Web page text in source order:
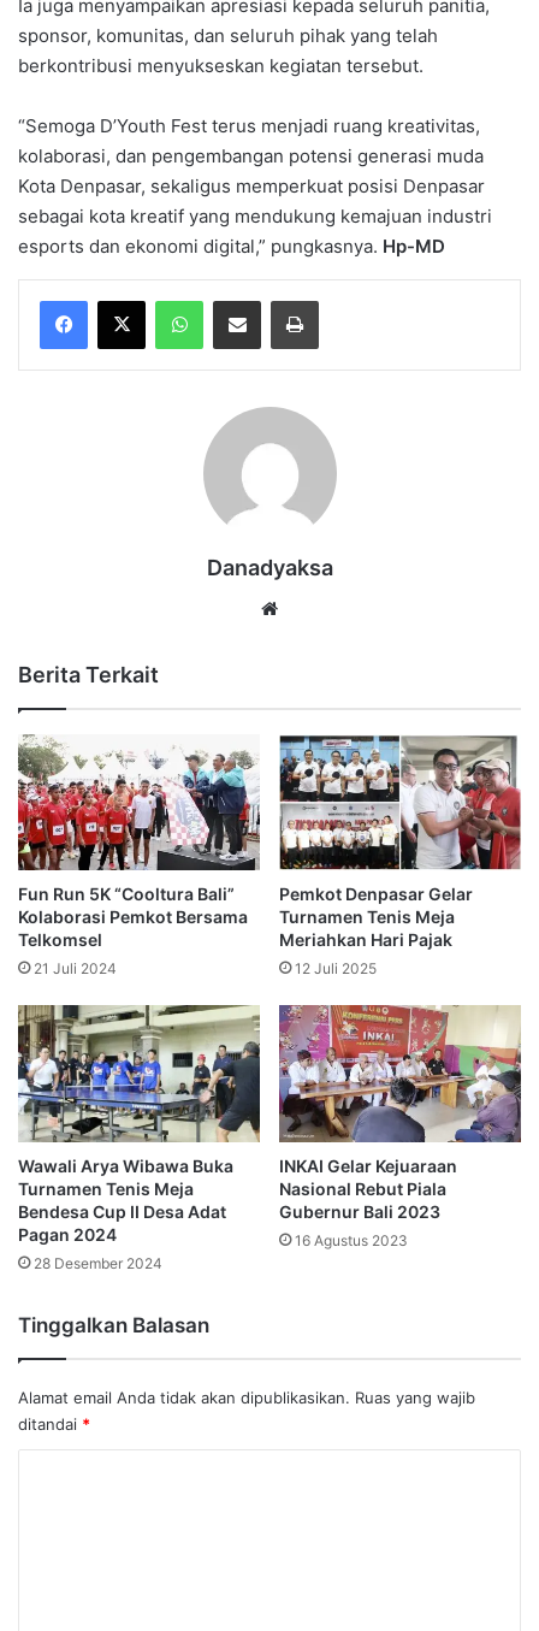
Ia juga menyampaikan apresiasi kepada seluruh panitia,
sponsor, komunitas, dan seluruh pihak yang telah
berkontribusi menyukseskan kegiatan tersebut.
“Semoga D’Youth Fest terus menjadi ruang kreativitas,
kolaborasi, dan pengembangan potensi generasi muda
Kota Denpasar, sekaligus memperkuat posisi Denpasar
sebagai kota kreatif yang mendukung kemajuan industri
esports dan ekonomi digital,” pungkasnya. Hp-MD
WhatsAppShare via Email Print
Danadyaksa
Berita Terkait
Fun Run 5K “Cooltura Bali”
Kolaborasi Pemkot Bersama
Telkomsel
21 Juli 2024
Pemkot Denpasar Gelar
Turnamen Tenis Meja
Meriahkan Hari Pajak
12 Juli 2025
Wawali Arya Wibawa Buka
Turnamen Tenis Meja
Bendesa Cup II Desa Adat
Pagan 2024
28 Desember 2024
INKAI Gelar Kejuaraan
Nasional Rebut Piala
Gubernur Bali 2023
16 Agustus 2023
Tinggalkan Balasan
Alamat email Anda tidak akan dipublikasikan. Ruas yang wajib
ditandai *